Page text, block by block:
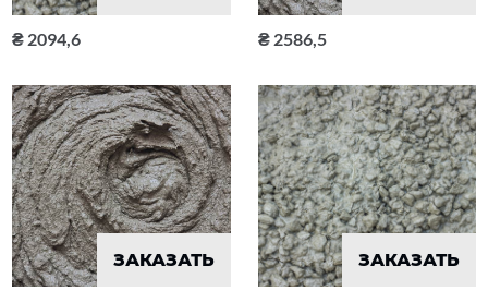
2094,6 2586,5
ЗАКАЗАТЬ ЗАКАЗАТЬ